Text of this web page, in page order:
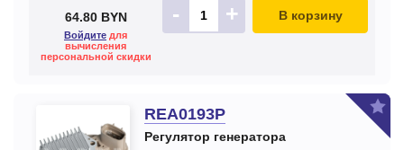
64.80 BYN
Войдите для
вычисления
персональной скидки
- + В корзину
REA0193P
Регулятор генератора